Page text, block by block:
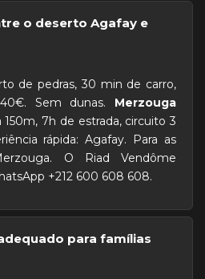
o deserto Agafay e
de pedras, 30 min de carro,
Sem dunas. Merzouga
150m, 7h de estrada, circuito 3
rápida: Agafay. Para as
O Riad Vendôme
+212 600 608 608.
para famílias